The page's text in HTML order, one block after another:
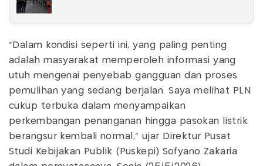
“Dalam kondisi seperti ini, yang paling penting
adalah masyarakat memperoleh informasi yang
utuh mengenai penyebab gangguan dan proses
pemulihan yang sedang berjalan. Saya melihat PLN
cukup terbuka dalam menyampaikan
perkembangan penanganan hingga pasokan listrik
berangsur kembali normal,” ujar Direktur Pusat
Studi Kebijakan Publik (Puskepi) Sofyano Zakaria